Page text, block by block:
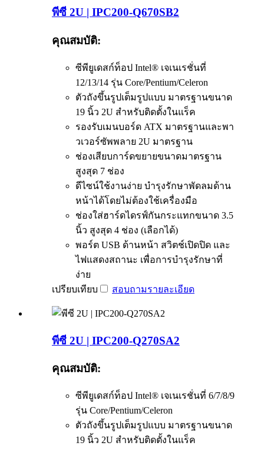
พีซี 2U | IPC200-Q670SB2
คุณสมบัติ:
ซีพียูเดสก์ท็อป Intel® เจเนเรชั่นที่
12/13/14 รุ่น Core/Pentium/Celeron
ตัวถังขึ้นรูปเต็มรูปแบบ มาตรฐานขนาด
19 นิ้ว 2U สำหรับติดตั้งในแร็ค
รองรับเมนบอร์ด ATX มาตรฐานและพา
วเวอร์ซัพพลาย 2U มาตรฐาน
ช่องเสียบการ์ดขยายขนาดมาตรฐาน
สูงสุด 7 ช่อง
ดีไซน์ใช้งานง่าย บำรุงรักษาพัดลมด้าน
หน้าได้โดยไม่ต้องใช้เครื่องมือ
ช่องใส่ฮาร์ดไดรฟ์กันกระแทกขนาด 3.5
นิ้ว สูงสุด 4 ช่อง (เลือกได้)
พอร์ต USB ด้านหน้า สวิตช์เปิดปิด และ
ไฟแสดงสถานะ เพื่อการบำรุงรักษาที่
ง่าย
เปรียบเทียบ
สอบถามรายละเอียด
พีซี 2U | IPC200-Q270SA2
คุณสมบัติ:
ซีพียูเดสก์ท็อป Intel® เจเนเรชั่นที่ 6/7/8/9
รุ่น Core/Pentium/Celeron
ตัวถังขึ้นรูปเต็มรูปแบบ มาตรฐานขนาด
19 นิ้ว 2U สำหรับติดตั้งในแร็ค